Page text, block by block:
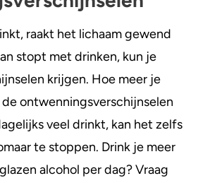
raakt het lichaam gewend
stopt met drinken, kun je
krijgen. Hoe meer je
ontwenningsverschijnselen
veel drinkt, kan het zelfs
te stoppen. Drink je meer
alcohol per dag? Vraag